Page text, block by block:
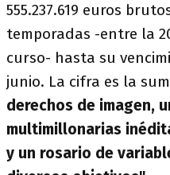
555.237.619 euros
temporadas -entre la
curso- hasta su
junio. La cifra es la
derechos de imagen,
multimillonarias
y un rosario de